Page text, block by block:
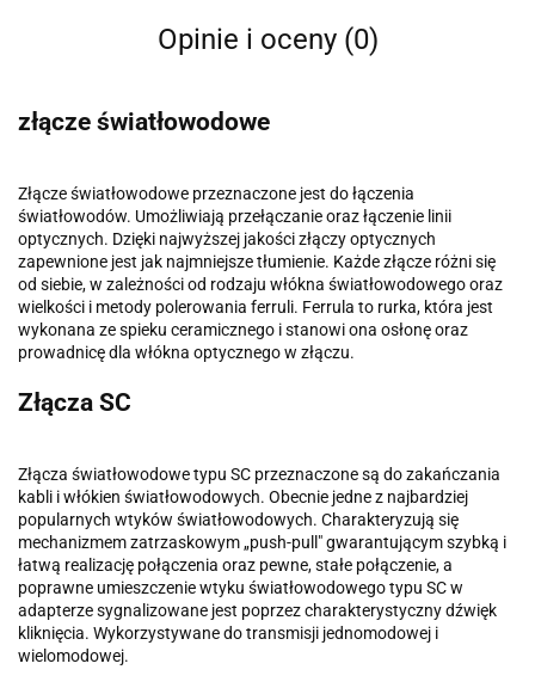
Opinie i oceny (0)
złącze światłowodowe
Złącze światłowodowe przeznaczone jest do łączenia
światłowodów. Umożliwiają przełączanie oraz łączenie linii
optycznych. Dzięki najwyższej jakości złączy optycznych
zapewnione jest jak najmniejsze tłumienie. Każde złącze różni się
od siebie, w zależności od rodzaju włókna światłowodowego oraz
wielkości i metody polerowania ferruli. Ferrula to rurka, która jest
wykonana ze spieku ceramicznego i stanowi ona osłonę oraz
prowadnicę dla włókna optycznego w złączu.
Złącza SC
Złącza światłowodowe typu SC przeznaczone są do zakańczania
kabli i włókien światłowodowych. Obecnie jedne z najbardziej
popularnych wtyków światłowodowych. Charakteryzują się
mechanizmem zatrzaskowym „push-pull" gwarantującym szybką i
łatwą realizację połączenia oraz pewne, stałe połączenie, a
poprawne umieszczenie wtyku światłowodowego typu SC w
adapterze sygnalizowane jest poprzez charakterystyczny dźwięk
kliknięcia. Wykorzystywane do transmisji jednomodowej i
wielomodowej.